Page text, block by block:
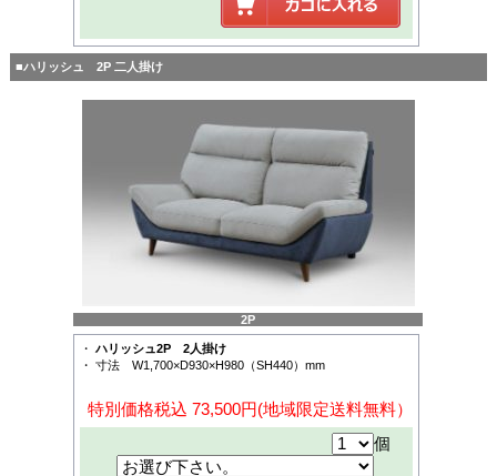
■ハリッシュ 2P 二人掛け
2P
・ハリッシュ2P 2人掛け
・ 寸法 W1,700×D930×H980（SH440）mm
特別価格税込 73,500円(地域限定送料無料）
個